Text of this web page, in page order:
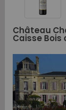
Château
Caisse